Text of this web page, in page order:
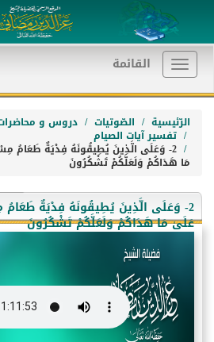
Toggle
navigation
القائمة
الرّئيسية الصّوتيات دروس و
تفسير آيات الصيام
2- وَعَلَى الَّذِينَ يُطِيقُونَهُ فِدْيَةٌ طَعَامُ
مَا هَدَاكُمْ وَلَعَلَّكُمْ تَشْكُرُونَ
2- وَعَلَى الَّذِينَ يُطِيقُونَهُ فِدْيَةٌ طَعَامُ
عَلَىٰ مَا هَدَاكُمْ وَلَعَلَّكُمْ تَشْكُرُونَ